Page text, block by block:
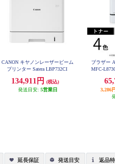
CANON キヤノンレーザービーム
プリンター Satera LBP732CI
134,911円
(税込)
発送目安: 5営業日
ブラザー
MFC-
LAN
3,286
延長保証 発送目安 返品